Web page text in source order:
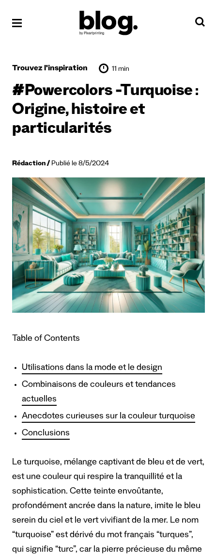
Trouvez l'inspiration 11 min
#Powercolors -Turquoise :
Origine, histoire et
particularités
Rédaction Publié le 8/5/2024
Table of Contents
Utilisations dans la mode et le design
Combinaisons de couleurs et tendances
actuelles
Anecdotes curieuses sur la couleur turquoise
Conclusions
Le turquoise, mélange captivant de bleu et de vert,
est une couleur qui respire la tranquillité et la
sophistication. Cette teinte envoûtante,
profondément ancrée dans la nature, imite le bleu
serein du ciel et le vert vivifiant de la mer. Le nom
“turquoise” est dérivé du mot français “turques”,
qui signifie “turc”, car la pierre précieuse du même